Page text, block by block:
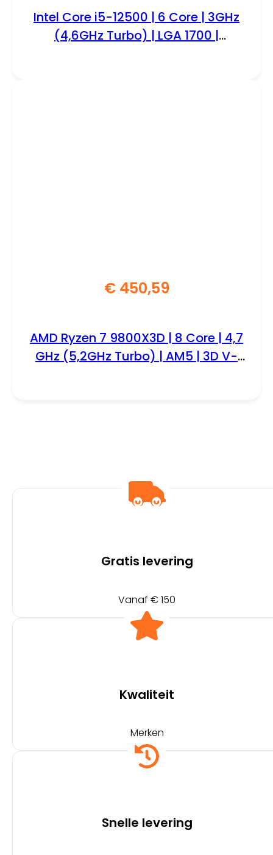
Intel Core i5-12500 | 6 Core | 3GHz
(4,6GHz Turbo) | LGA 1700 |
€450,59
AMD Ryzen 7 9800X3D | 8 Core | 4,7
GHz (5,2GHz Turbo) | AM5 | 3D V-
Gratis levering
Vanaf € 150
Kwaliteit
Merken
Snelle levering